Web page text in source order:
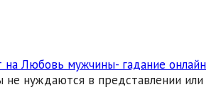
на Любовь мужчины- гадание онлайн
не нуждаются в представлении или